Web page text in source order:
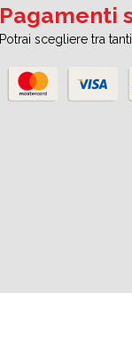
Pagamenti
Potrai scegliere tra